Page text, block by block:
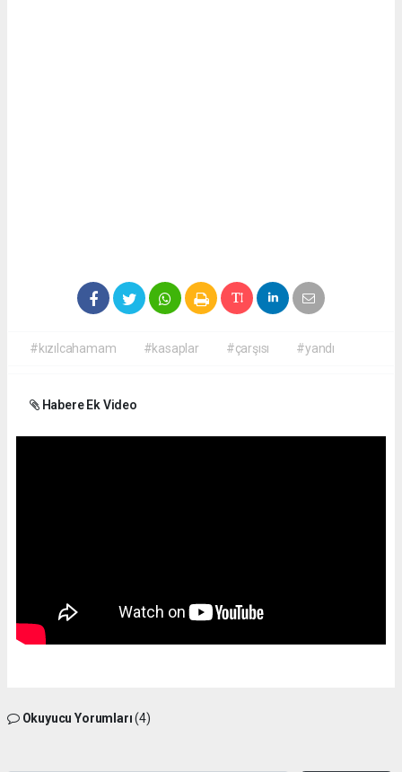
#kızılcahamam #kasaplar #çarşısı #yandı
Habere Ek Video
Okuyucu Yorumları(4)